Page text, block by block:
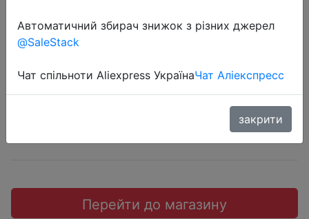
длинные носки белые
$0.99
Перейти до магазину
Автоматичний збирач знижок з різних джерел
@SaleStack
Чат спільноти Aliexpress УкраїнаЧат Аліекспресс
закрити